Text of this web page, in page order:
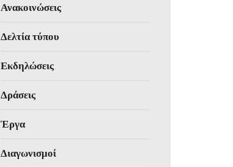
Ανακοινώσεις
Δελτία τύπου
Εκδηλώσεις
Δράσεις
Έργα
Διαγωνισμοί